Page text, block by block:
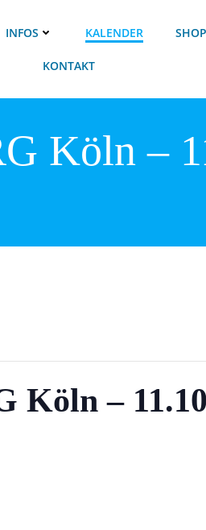
INFOS KALENDER SHOP
KONTAKT
Köln –
Köln –